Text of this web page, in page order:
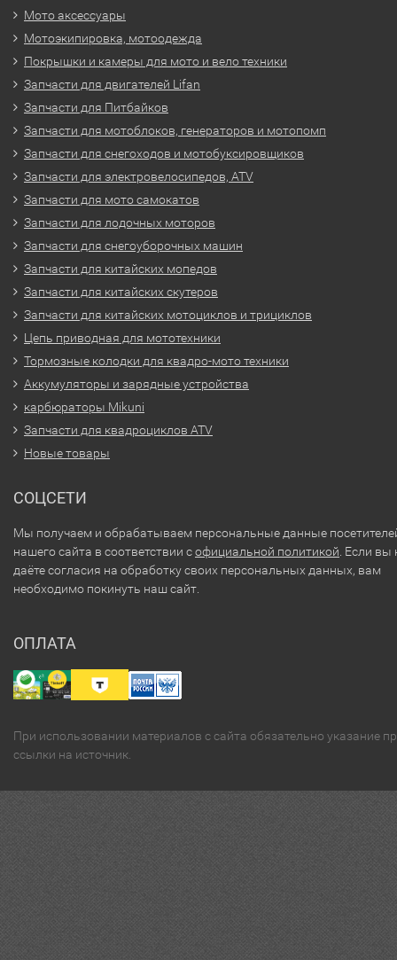
Мото аксессуары
Мотоэкипировка, мотоодежда
Покрышки и камеры для мото и вело техники
Запчасти для двигателей Lifan
Запчасти для Питбайков
Запчасти для мотоблоков, генераторов и мотопомп
Запчасти для снегоходов и мотобуксировщиков
Запчасти для электровелосипедов, ATV
Запчасти для мото самокатов
Запчасти для лодочных моторов
Запчасти для снегоуборочных машин
Запчасти для китайских мопедов
Запчасти для китайских скутеров
Запчасти для китайских мотоциклов и трициклов
Цепь приводная для мототехники
Тормозные колодки для квадро-мото техники
Аккумуляторы и зарядные устройства
карбюраторы Mikuni
Запчасти для квадроциклов ATV
Новые товары
СОЦСЕТИ
Мы получаем и обрабатываем персональные данные
нашего сайта в соответствии софициальной политикой . Если вы
даёте согласия на обработку своих персональных данных, вам
необходимо покинуть наш сайт.
ОПЛАТА
При использовании материалов с сайта обязательно указание
ссылки на источник.